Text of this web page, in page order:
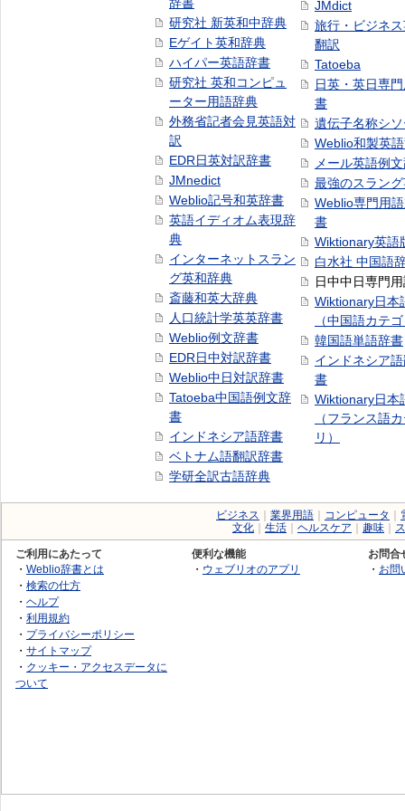
研究社 新英和中辞典
Eゲイト英和辞典
ハイパー英語辞書
研究社 英和コンピュ
ーター用語辞典
外務省記者会見英語対
訳
EDR日英対訳辞書
JMnedict
Weblio記号和英辞書
英語イディオム表現辞
典
インターネットスラン
グ英和辞典
斎藤和英大辞典
人口統計学英英辞書
Weblio例文辞書
EDR日中対訳辞書
Weblio中日対訳辞書
Tatoeba中国語例文辞
書
インドネシア語辞書
ベトナム語翻訳辞書
学研全訳古語辞典
JMdict
旅行・ビジネ
翻訳
Tatoeba
日英・英日専
書
遺伝子名称シ
Weblio和製英
メール英語例
最強のスラン
Weblio専門用
書
Wiktionary英語
白水社 中国語
日中中日専門
Wiktionary日本
（中国語カテ
韓国語単語辞書
インドネシア
書
Wiktionary日本
（フランス語
リ）
ビジネス 業界用語 コンピュータ
文化
生活 ヘルスケア 趣味
ご利用にあたって
・ Weblio辞書とは
・ 検索の仕方
・ ヘルプ
・ 利用規約
・ プライバシーポリシー
・ サイトマップ
・ クッキー・アクセスデータに
ついて
便利な機能
・ ウェブリオのアプリ
お問合
・ お問